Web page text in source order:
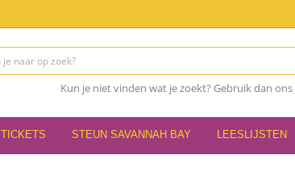
Kun je niet vinden wat je zoekt? Gebruik dan ons
TICKETS STEUN SAVANNAH BAY LEESLIJSTEN